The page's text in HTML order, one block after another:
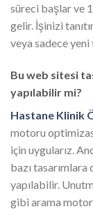
süreci başlar ve
gelir. İşinizi
veya sadece
Bu web sitesi
yapılabilir mi?
Hastane Klinik
motoru
için uygularız.
bazı
yapılabilir.
gibi arama